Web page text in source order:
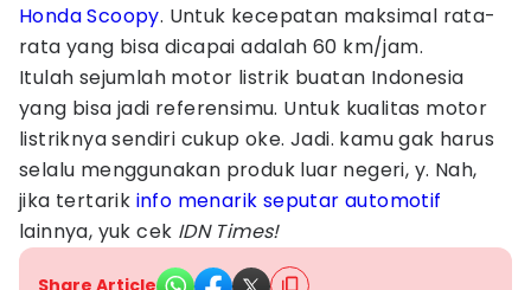
Honda Scoopy. Untuk kecepatan maksimal rata-
rata yang bisa dicapai adalah 60 km/jam.
Itulah sejumlah motor listrik buatan Indonesia
yang bisa jadi referensimu. Untuk kualitas motor
listriknya sendiri cukup oke. Jadi. kamu gak harus
selalu menggunakan produk luar negeri, y. Nah,
jika tertarik info menarik seputar automotif
lainnya, yuk cek IDN Times!
Share Article